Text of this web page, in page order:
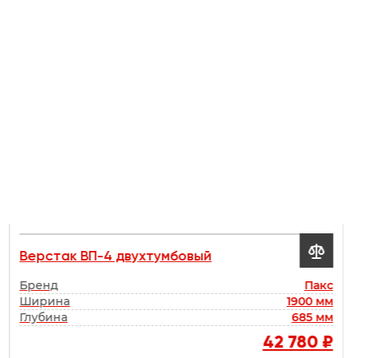
Верстак ВП-4 двухтумбовый
Бренд
Пакс
Ширина
1900 мм
Глубина
685 мм
42 780 ₽
